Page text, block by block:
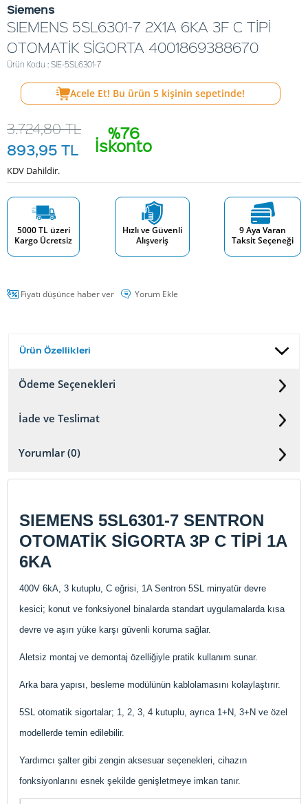
Siemens
SIEMENS 5SL6301-7 2X1A 6KA 3F C TİPİ
OTOMATİK SİGORTA 4001869388670
Ürün Kodu : SIE-5SL6301-7
Acele Et! Bu ürün 5 kişinin sepetinde!
%76
İskonto
3.724,80TL
893,95 TL
KDV Dahildir.
5000 TL üzeri
Kargo Ücretsiz
Hızlı ve Güvenli
Alışveriş
9 Aya Varan
Taksit Seçeneği
Fiyatı düşünce haber ver Yorum Ekle
Ürün Özellikleri
Ödeme Seçenekleri
İade ve Teslimat
Yorumlar (0)
SIEMENS 5SL6301-7 SENTRON
OTOMATİK SİGORTA 3P C TİPİ 1A
6KA
400V 6kA, 3 kutuplu, C eğrisi, 1A Sentron 5SL minyatür devre
kesici; konut ve fonksiyonel binalarda standart uygulamalarda kısa
devre ve aşırı yüke karşı güvenli koruma sağlar.
Aletsiz montaj ve demontaj özelliğiyle pratik kullanım sunar.
Arka bara yapısı, besleme modülünün kablolamasını kolaylaştırır.
5SL otomatik sigortalar; 1, 2, 3, 4 kutuplu, ayrıca 1+N, 3+N ve özel
modellerde temin edilebilir.
Yardımcı şalter gibi zengin aksesuar seçenekleri, cihazın
fonksiyonlarını esnek şekilde genişletmeye imkan tanır.